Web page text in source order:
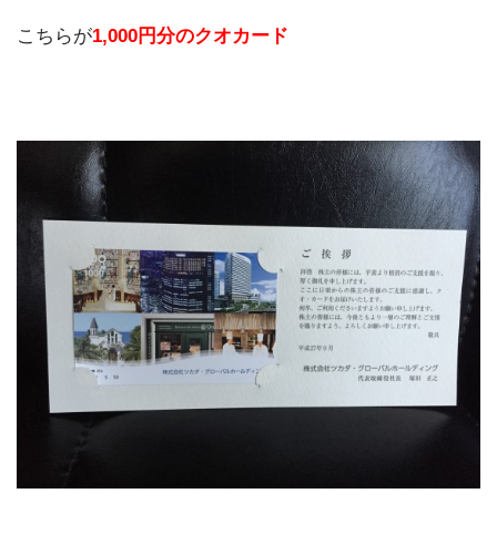
こちらが1,000円分のクオカード